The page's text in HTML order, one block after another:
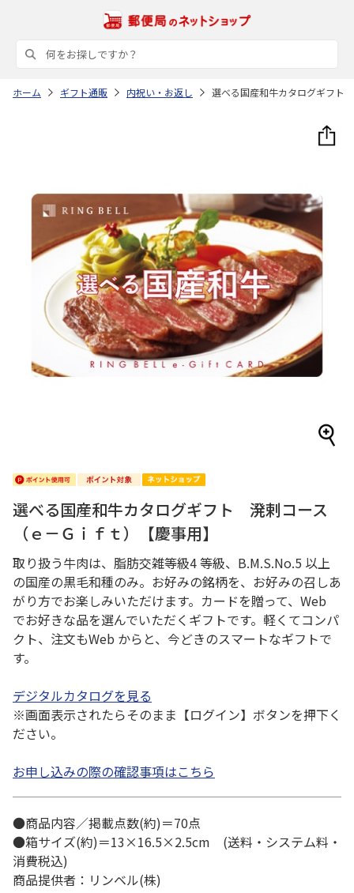
ホーム ギフト通販 内祝い・お返し 選べる国産和牛カタログギフト
選べる国産和牛カタログギフト 溌剌コース
（ｅ－Ｇｉｆｔ）【慶事用】
取り扱う牛肉は、脂肪交雑等級4 等級、B.M.S.No.5 以上
の国産の黒毛和種のみ。お好みの銘柄を、お好みの召しあ
がり方でお楽しみいただけます。カードを贈って、Web
でお好きな品を選んでいただくギフトです。軽くてコンパ
クト、注文もWeb からと、今どきのスマートなギフトで
す。
デジタルカタログを見る
※画面表示されたらそのまま【ログイン】ボタンを押下く
ださい。
お申し込みの際の確認事項はこちら
●商品内容／掲載点数(約)＝70点
●箱サイズ(約)＝13×16.5×2.5cm (送料・システム料・
消費税込)
商品提供者：リンベル(株)